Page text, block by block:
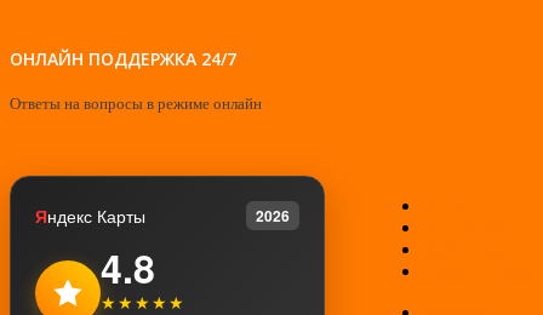
ОНЛАЙН ПОДДЕРЖКА 24/7
Ответы на вопросы в режиме онлайн
Яндекс Карты 2026
4.8
★★★★★